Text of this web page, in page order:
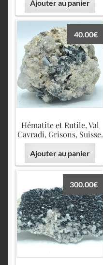
Ajouter au panier
Hématite et Rutile, Val
Cavradi, Grisons, Suisse.
40.00€
Ajouter au panier
300.00€